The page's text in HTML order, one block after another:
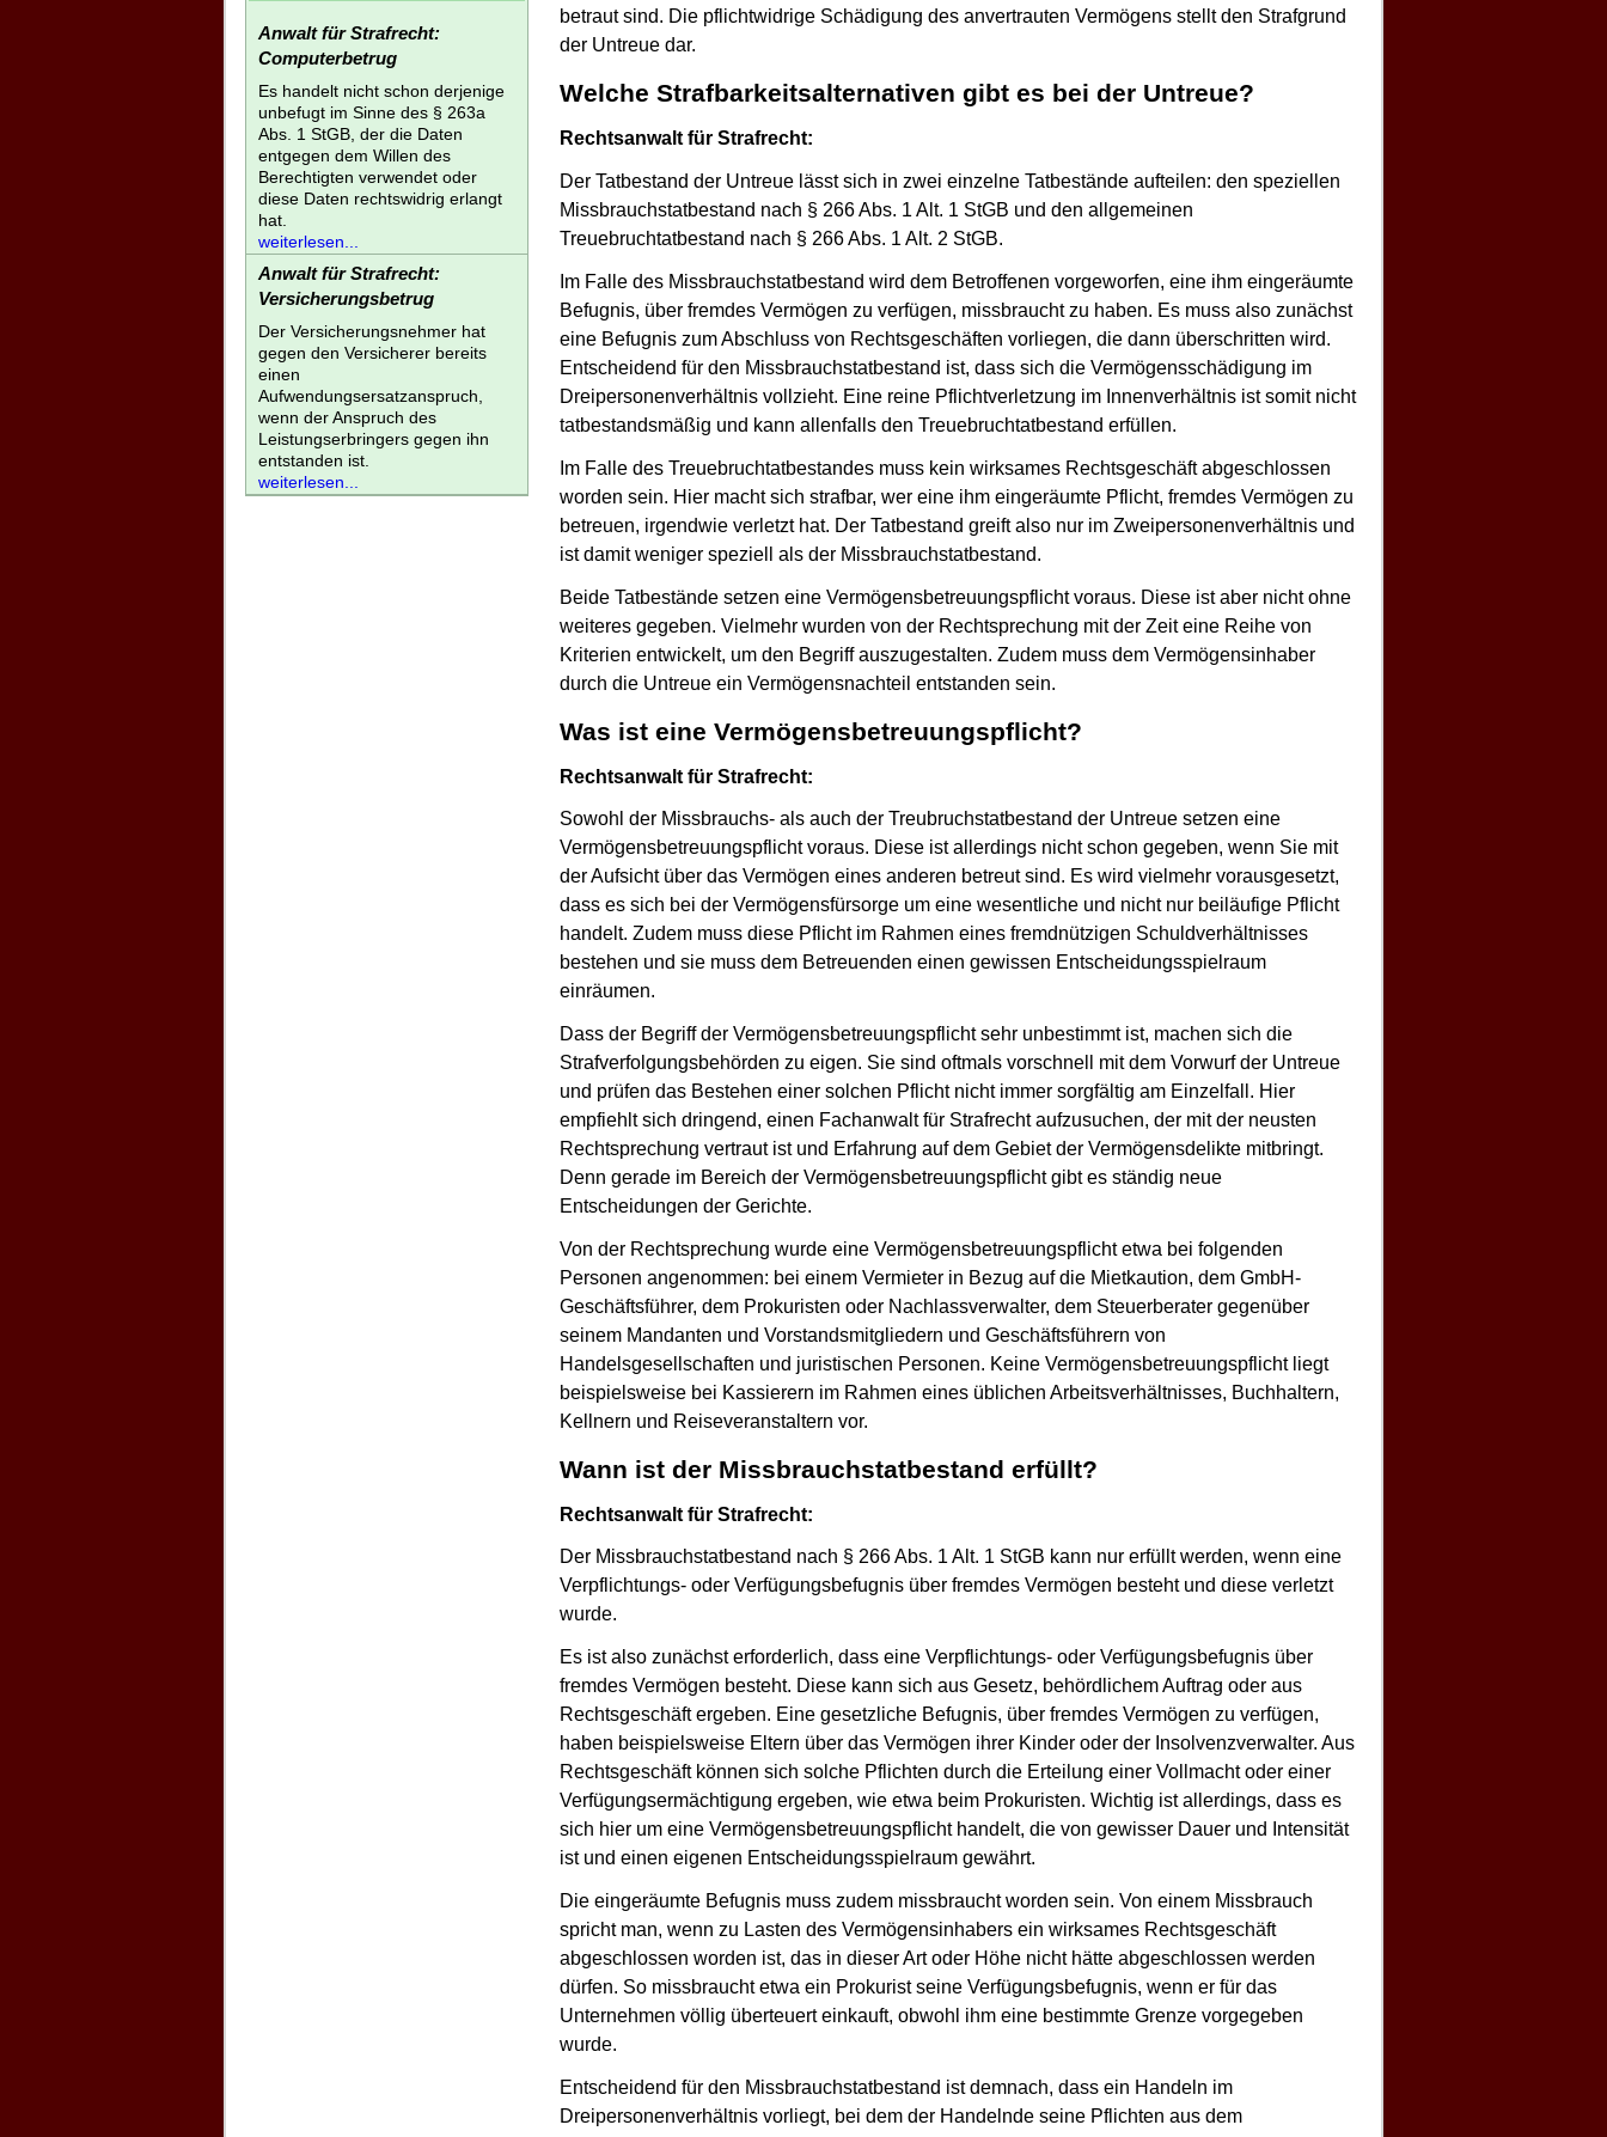
betraut sind. Die pflichtwidrige Schädigung des anvertrauten Vermögens stellt den Strafgrund
der Untreue dar.
Welche Strafbarkeitsalternativen gibt es bei der Untreue?
Rechtsanwalt für Strafrecht:
Der Tatbestand der Untreue lässt sich in zwei einzelne Tatbestände aufteilen: den speziellen
Missbrauchstatbestand nach § 266 Abs. 1 Alt. 1 StGB und den allgemeinen
Treuebruchtatbestand nach § 266 Abs. 1 Alt. 2 StGB.
Im Falle des Missbrauchstatbestand wird dem Betroffenen vorgeworfen, eine ihm eingeräumte
Befugnis, über fremdes Vermögen zu verfügen, missbraucht zu haben. Es muss also zunächst
eine Befugnis zum Abschluss von Rechtsgeschäften vorliegen, die dann überschritten wird.
Entscheidend für den Missbrauchstatbestand ist, dass sich die Vermögensschädigung im
Dreipersonenverhältnis vollzieht. Eine reine Pflichtverletzung im Innenverhältnis ist somit nicht
tatbestandsmäßig und kann allenfalls den Treuebruchtatbestand erfüllen.
Im Falle des Treuebruchtatbestandes muss kein wirksames Rechtsgeschäft abgeschlossen
worden sein. Hier macht sich strafbar, wer eine ihm eingeräumte Pflicht, fremdes Vermögen zu
betreuen, irgendwie verletzt hat. Der Tatbestand greift also nur im Zweipersonenverhältnis und
ist damit weniger speziell als der Missbrauchstatbestand.
Beide Tatbestände setzen eine Vermögensbetreuungspflicht voraus. Diese ist aber nicht ohne
weiteres gegeben. Vielmehr wurden von der Rechtsprechung mit der Zeit eine Reihe von
Kriterien entwickelt, um den Begriff auszugestalten. Zudem muss dem Vermögensinhaber
durch die Untreue ein Vermögensnachteil entstanden sein.
Was ist eine Vermögensbetreuungspflicht?
Rechtsanwalt für Strafrecht:
Sowohl der Missbrauchs- als auch der Treubruchstatbestand der Untreue setzen eine
Vermögensbetreuungspflicht voraus. Diese ist allerdings nicht schon gegeben, wenn Sie mit
der Aufsicht über das Vermögen eines anderen betreut sind. Es wird vielmehr vorausgesetzt,
dass es sich bei der Vermögensfürsorge um eine wesentliche und nicht nur beiläufige Pflicht
handelt. Zudem muss diese Pflicht im Rahmen eines fremdnützigen Schuldverhältnisses
bestehen und sie muss dem Betreuenden einen gewissen Entscheidungsspielraum
einräumen.
Dass der Begriff der Vermögensbetreuungspflicht sehr unbestimmt ist, machen sich die
Strafverfolgungsbehörden zu eigen. Sie sind oftmals vorschnell mit dem Vorwurf der Untreue
und prüfen das Bestehen einer solchen Pflicht nicht immer sorgfältig am Einzelfall. Hier
empfiehlt sich dringend, einen Fachanwalt für Strafrecht aufzusuchen, der mit der neusten
Rechtsprechung vertraut ist und Erfahrung auf dem Gebiet der Vermögensdelikte mitbringt.
Denn gerade im Bereich der Vermögensbetreuungspflicht gibt es ständig neue
Entscheidungen der Gerichte.
Von der Rechtsprechung wurde eine Vermögensbetreuungspflicht etwa bei folgenden
Personen angenommen: bei einem Vermieter in Bezug auf die Mietkaution, dem GmbH-
Geschäftsführer, dem Prokuristen oder Nachlassverwalter, dem Steuerberater gegenüber
seinem Mandanten und Vorstandsmitgliedern und Geschäftsführern von
Handelsgesellschaften und juristischen Personen. Keine Vermögensbetreuungspflicht liegt
beispielsweise bei Kassierern im Rahmen eines üblichen Arbeitsverhältnisses, Buchhaltern,
Kellnern und Reiseveranstaltern vor.
Wann ist der Missbrauchstatbestand erfüllt?
Rechtsanwalt für Strafrecht:
Der Missbrauchstatbestand nach § 266 Abs. 1 Alt. 1 StGB kann nur erfüllt werden, wenn eine
Verpflichtungs- oder Verfügungsbefugnis über fremdes Vermögen besteht und diese verletzt
wurde.
Es ist also zunächst erforderlich, dass eine Verpflichtungs- oder Verfügungsbefugnis über
fremdes Vermögen besteht. Diese kann sich aus Gesetz, behördlichem Auftrag oder aus
Rechtsgeschäft ergeben. Eine gesetzliche Befugnis, über fremdes Vermögen zu verfügen,
haben beispielsweise Eltern über das Vermögen ihrer Kinder oder der Insolvenzverwalter. Aus
Rechtsgeschäft können sich solche Pflichten durch die Erteilung einer Vollmacht oder einer
Verfügungsermächtigung ergeben, wie etwa beim Prokuristen. Wichtig ist allerdings, dass es
sich hier um eine Vermögensbetreuungspflicht handelt, die von gewisser Dauer und Intensität
ist und einen eigenen Entscheidungsspielraum gewährt.
Die eingeräumte Befugnis muss zudem missbraucht worden sein. Von einem Missbrauch
spricht man, wenn zu Lasten des Vermögensinhabers ein wirksames Rechtsgeschäft
abgeschlossen worden ist, das in dieser Art oder Höhe nicht hätte abgeschlossen werden
dürfen. So missbraucht etwa ein Prokurist seine Verfügungsbefugnis, wenn er für das
Unternehmen völlig überteuert einkauft, obwohl ihm eine bestimmte Grenze vorgegeben
wurde.
Entscheidend für den Missbrauchstatbestand ist demnach, dass ein Handeln im
Dreipersonenverhältnis vorliegt, bei dem der Handelnde seine Pflichten aus dem
Anwalt für Strafrecht:
Computerbetrug
Es handelt nicht schon derjenige
unbefugt im Sinne des § 263a
Abs. 1 StGB, der die Daten
entgegen dem Willen des
Berechtigten verwendet oder
diese Daten rechtswidrig erlangt
hat.
weiterlesen...
Anwalt für Strafrecht:
Versicherungsbetrug
Der Versicherungsnehmer hat
gegen den Versicherer bereits
einen
Aufwendungsersatzanspruch,
wenn der Anspruch des
Leistungserbringers gegen ihn
entstanden ist.
weiterlesen...